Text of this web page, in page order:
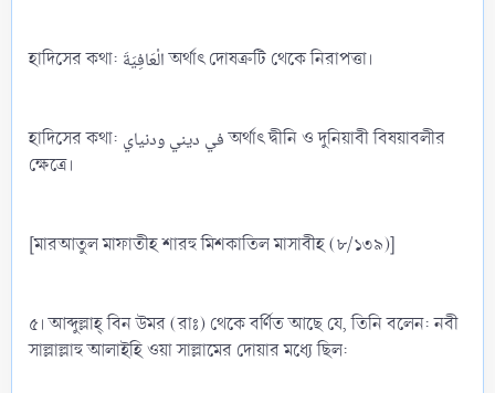
হাদিসের কথা: الْعَافِيَةَ অর্থাৎ দোষত্রুটি থেকে নিরাপত্তা।
হাদিসের কথা: في ديني ودنياي অর্থাৎ দ্বীনি ও দুনিয়াবী বিষয়াবলীর
ক্ষেত্রে।
[মারআতুল মাফাতীহ শারহু মিশকাতিল মাসাবীহ (৮/১৩৯)]
৫। আব্দুল্লাহ্‌ বিন উমর (রাঃ) থেকে বর্ণিত আছে যে, তিনি বলেন: নবী
সাল্লাল্লাহু আলাইহি ওয়া সাল্লামের দোয়ার মধ্যে ছিল: